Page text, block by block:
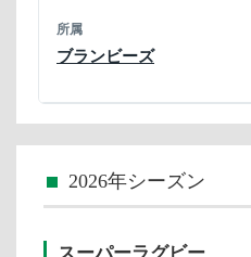
所属
ブランビーズ
2026年シーズン
スーパーラグビー